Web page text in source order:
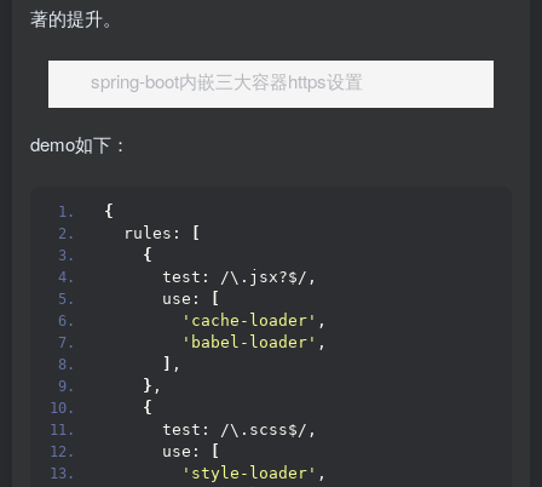
著的提升。
spring-boot内嵌三大容器https设置
demo如下：
{
  rules:
{
      test: /\.jsx?$/,
      use:
'cache-loader' ,
'babel-loader' ,
,
} ,
{
      test: /\.scss$/,
      use:
'style-loader' ,